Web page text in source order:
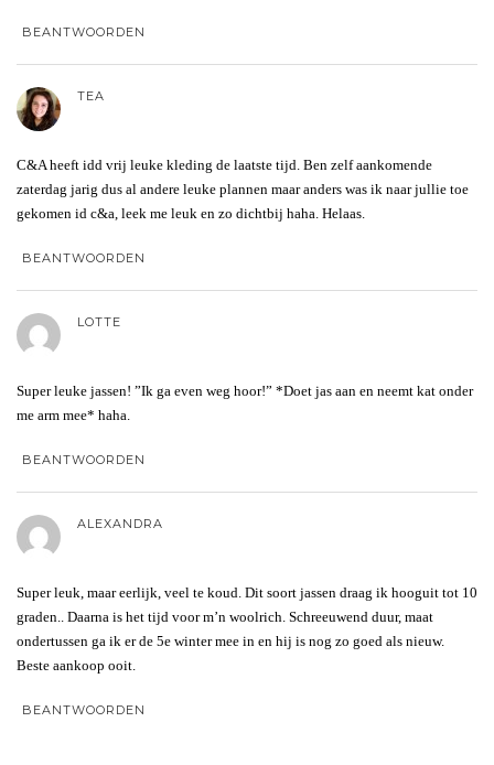
BEANTWOORDEN
TEA
C&A heeft idd vrij leuke kleding de laatste tijd. Ben zelf aankomende
zaterdag jarig dus al andere leuke plannen maar anders was ik naar jullie toe
gekomen id c&a, leek me leuk en zo dichtbij haha. Helaas.
BEANTWOORDEN
LOTTE
Super leuke jassen! ”Ik ga even weg hoor!” *Doet jas aan en neemt kat onder
me arm mee* haha.
BEANTWOORDEN
ALEXANDRA
Super leuk, maar eerlijk, veel te koud. Dit soort jassen draag ik hooguit tot 10
graden.. Daarna is het tijd voor m’n woolrich. Schreeuwend duur, maat
ondertussen ga ik er de 5e winter mee in en hij is nog zo goed als nieuw.
Beste aankoop ooit.
BEANTWOORDEN